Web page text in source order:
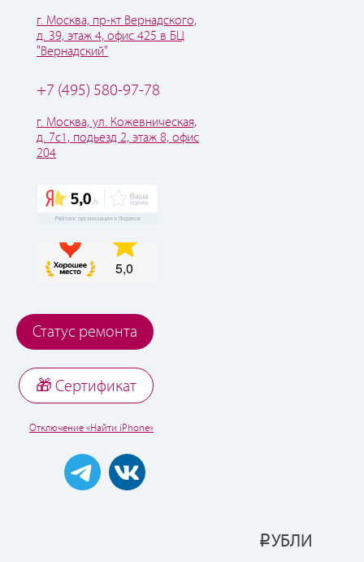
г. Москва, пр-кт Вернадского,
д. 39, этаж 4, офис 425 в БЦ
"Вернадский"
+7 (495) 580-97-78
г. Москва, ул. Кожевническая,
д. 7с1, подьезд 2, этаж 8, офис
204
Статус ремонта
🎁 Cертификат
Отключение «Найти iPhone»
РУБЛИ